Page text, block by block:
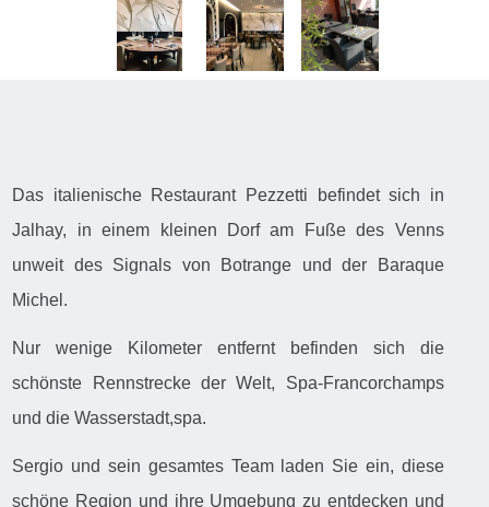
Das italienische Restaurant Pezzetti befindet sich in
Jalhay, in einem kleinen Dorf am Fuße des Venns
unweit des Signals von Botrange und der Baraque
Michel.
Nur wenige Kilometer entfernt befinden sich die
schönste Rennstrecke der Welt, Spa-Francorchamps
und die Wasserstadt,spa.
Sergio und sein gesamtes Team laden Sie ein, diese
schöne Region und ihre Umgebung zu entdecken und